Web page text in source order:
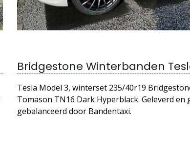
Bridgestone Winterbanden
Tesla Model 3, winterset 235/40r19
Tomason TN16 Dark Hyperblack. Geleverd en
gebalanceerd door Bandentaxi.